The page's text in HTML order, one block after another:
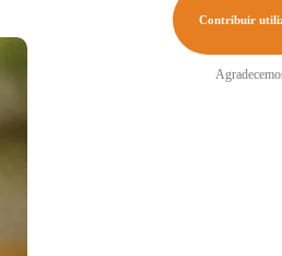
Contribuir